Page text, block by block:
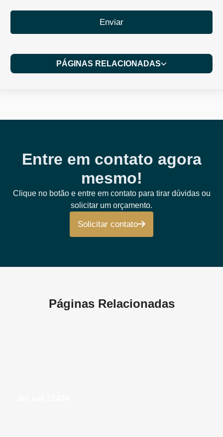
Enviar
PÁGINAS RELACIONADAS
Entre em contato agora
mesmo!
Clique no botão e entre em contato para tirar dúvidas ou
solicitar um orçamento.
Solicitar contato
Páginas Relacionadas